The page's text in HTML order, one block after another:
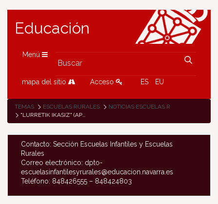
Educación
Menú
mapa del sitio Acceso ES EU
TEMAS ESCUELAS RURALES
NOTICIAS ESCUELAS RURALES
"LURRETIK IKASIZ" (APRENDIENDO DE LA TIERRA), PROYECTO PARA ACERCAR AL ALUMNADO DE LA COMARCA DE BAZTAN, BORTZIRIAK Y XARETA A LA PRODUCCIÓN ALIMENTARIA NATURAL Y SALUDABLE
Contacto: Sección Escuelas Infantiles y Escuelas
Rurales
Correo electrónico: dpto-
escuelasinfantilesyrurales@educacion.navarra.es
Teléfono: 848426555 – 848424803